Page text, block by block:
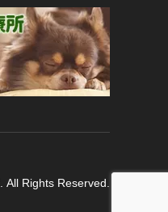
. All Rights Reserved.